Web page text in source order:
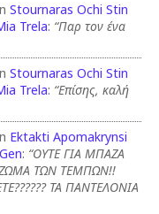
Stournaras Ochi Stin
Trela: “Παρ τον ένα
Stournaras Ochi Stin
Trela: “Επίσης, καλή
Ektakti Apomakrynsi
: “ΟΥΤΕ ΓΙΑ ΜΠΑΖΑ
ΤΩΝ ΤΕΜΠΩΝ!!
ΤΑ ΠΑΝΤΕΛΟΝΙΑ